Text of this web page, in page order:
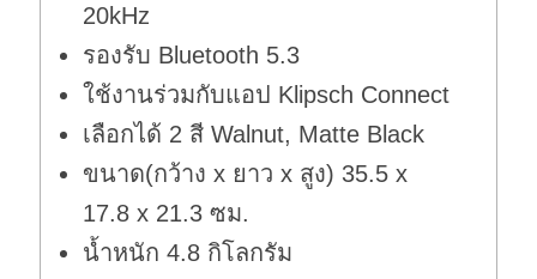
20kHz
รองรับ Bluetooth 5.3
ใช้งานร่วมกับแอป Klipsch Connect
เลือกได้ 2 สี Walnut, Matte Black
ขนาด(กว้าง x ยาว x สูง) 35.5 x
17.8 x 21.3 ซม.
น้ำหนัก 4.8 กิโลกรัม